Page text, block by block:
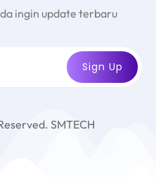
ingin update terbaru
SMTECH